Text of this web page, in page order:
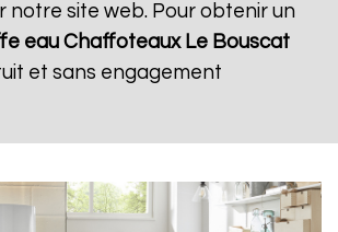
notre site web. Pour obtenir un
eau Chaffoteaux Le Bouscat
et sans engagement